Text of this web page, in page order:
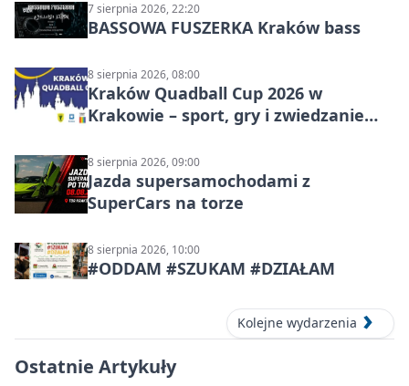
7 sierpnia 2026, 22:20
BASSOWA FUSZERKA Kraków bass
8 sierpnia 2026, 08:00
Kraków Quadball Cup 2026 w
Krakowie – sport, gry i zwiedzanie
8 sierpnia 2026, 09:00
Jazda supersamochodami z
SuperCars na torze
8 sierpnia 2026, 10:00
#ODDAM #SZUKAM #DZIAŁAM
Kolejne wydarzenia
Ostatnie Artykuły